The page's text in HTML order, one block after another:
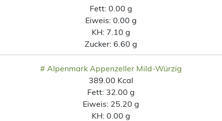
Fett: 0.00 g
Eiweis: 0.00 g
KH: 7.10 g
Zucker: 6.60 g
# Alpenmark Appenzeller Mild-Würzig
389.00 Kcal
Fett: 32.00 g
Eiweis: 25.20 g
KH: 0.00 g